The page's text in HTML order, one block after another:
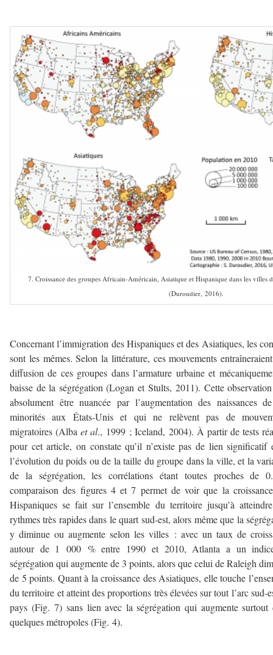
7. Croissance des groupes Africain-Américain, Asiatique et Hispanique dans les villes
(Duroudier, 2016).
Concernant l’immigration des Hispaniques et des Asiatiques, les
sont les mêmes. Selon la littérature, ces mouvements
diffusion de ces groupes dans l’armature urbaine et
baisse de la ségrégation (Logan et Stults, 2011). Cette
absolument être nuancée par l’augmentation des naissances
minorités aux États-Unis et qui ne relèvent pas de
migratoires (Alba et al., 1999 ; Iceland, 2004). À partir de tests
pour cet article, on constate qu’il n’existe pas de lien significatif
l’évolution du poids ou de la taille du groupe dans la ville, et la
de la ségrégation, les corrélations étant toutes proches de
comparaison des figures 4 et 7 permet de voir que la
Hispaniques se fait sur l’ensemble du territoire jusqu’à
rythmes très rapides dans le quart sud-est, alors même que la
y diminue ou augmente selon les villes : avec un taux de
autour de 1 000 % entre 1990 et 2010, Atlanta a un
ségrégation qui augmente de 3 points, alors que celui de Raleigh
de 5 points. Quant à la croissance des Asiatiques, elle touche
du territoire et atteint des proportions très élevées sur tout l’arc sud-
pays (Fig. 7) sans lien avec la ségrégation qui augmente surtout
quelques métropoles (Fig. 4).